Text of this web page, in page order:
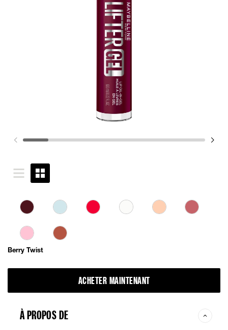
Berry Twist
ACHETER MAINTENANT
À PROPOS DE